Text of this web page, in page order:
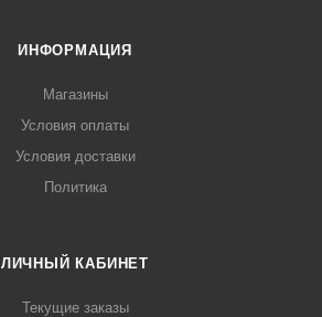
ИНФОРМАЦИЯ
Магазины
Условия оплаты
Условия доставки
Политика
ЛИЧНЫЙ КАБИНЕТ
Текущие заказы